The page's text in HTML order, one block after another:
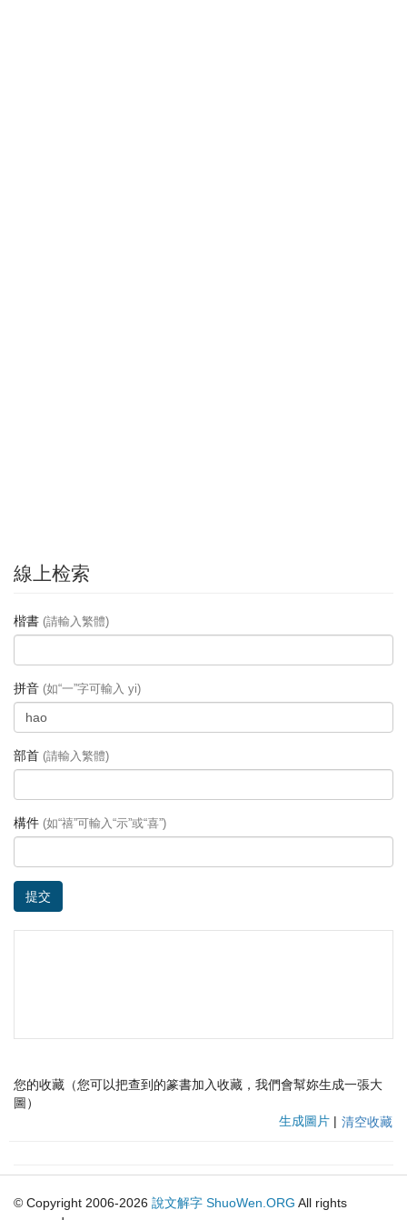
線上检索
楷書 (請輸入繁體)
拼音 (如“一”字可輸入 yi)
部首 (請輸入繁體)
構件 (如“禧”可輸入“示”或“喜”)
提交
您的收藏（您可以把查到的篆書加入收藏，我們會幫妳生成一張大
圖）
生成圖片 | 清空收藏
© Copyright 2006-2026 說文解字 ShuoWen.ORG All rights